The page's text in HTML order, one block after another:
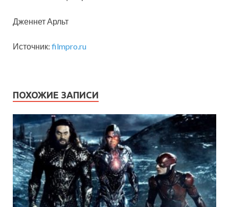
Дженнет Арльт
Источник: filmpro.ru
ПОХОЖИЕ ЗАПИСИ